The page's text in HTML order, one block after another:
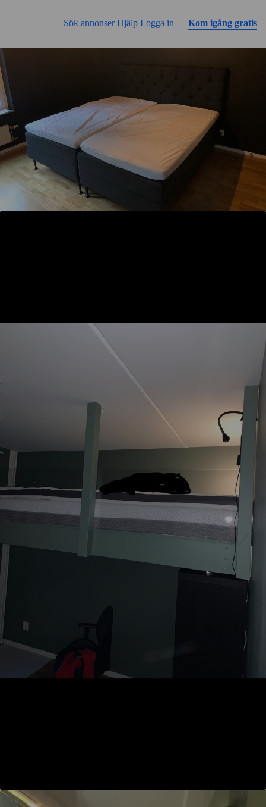
Sök annonserHjälp Logga in Kom igång gratis